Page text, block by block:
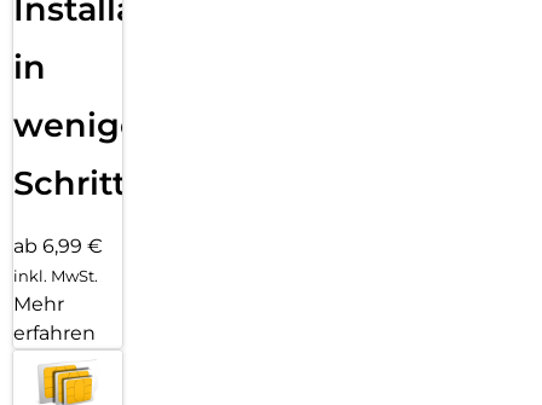
Installation
in
wenigen
Schritten
ab 6,99 €
inkl. MwSt.
Mehr
erfahren